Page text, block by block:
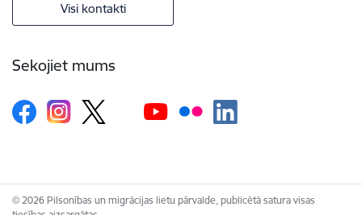
Visi kontakti
Sekojiet mums
© 2026 Pilsonības un migrācijas lietu pārvalde, publicētā satura visas